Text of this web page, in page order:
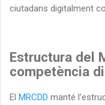
ciutadans digitalment
Estructura del
competència
El MRCDD manté